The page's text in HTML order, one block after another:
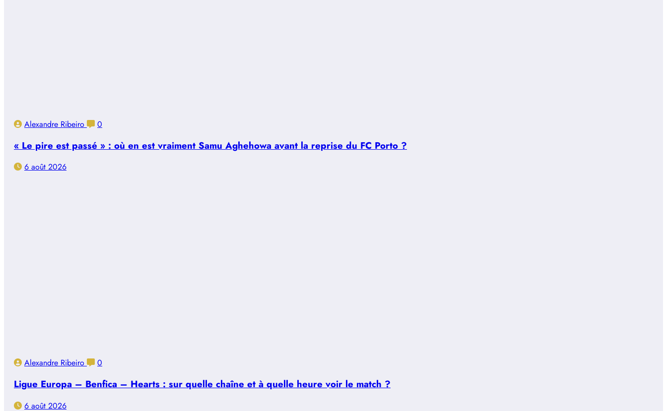
Alexandre Ribeiro 0
« Le pire est passé » : où en est vraiment Samu Aghehowa avant la reprise du FC Porto ?
6 août 2026
Alexandre Ribeiro 0
Ligue Europa – Benfica – Hearts : sur quelle chaîne et à quelle heure voir le match ?
6 août 2026